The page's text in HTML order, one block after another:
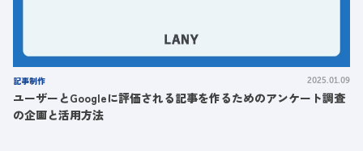
記事制作 2025.01.09
ユーザーとGoogleに評価される記事を作るためのアンケート調査
の企画と活用方法